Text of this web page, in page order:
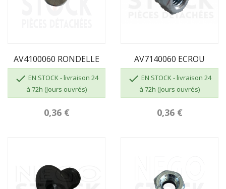
AV4100060 RONDELLE
 EN STOCK - livraison 24
à 72h (Jours ouvrés)
0,36 €
AV7140060 ECROU
 EN STOCK - livraison 24
à 72h (Jours ouvrés)
0,36 €